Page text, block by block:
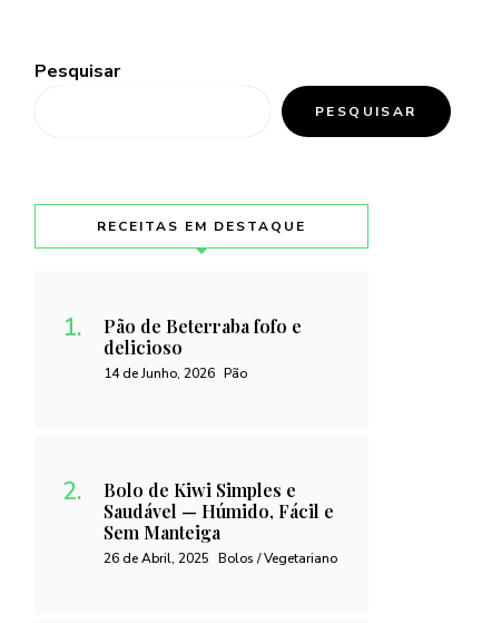
Pesquisar
PESQUISAR
RECEITAS EM DESTAQUE
Pão de Beterraba fofo e
delicioso
14 de Junho, 2026 Pão
Bolo de Kiwi Simples e
Saudável — Húmido, Fácil e
Sem Manteiga
26 de Abril, 2025 Bolos / Vegetariano